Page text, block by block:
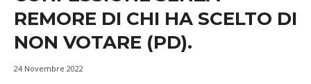
REMORE DI CHI HA SCELTO DI
NON VOTARE (PD).
24 Novembre 2022